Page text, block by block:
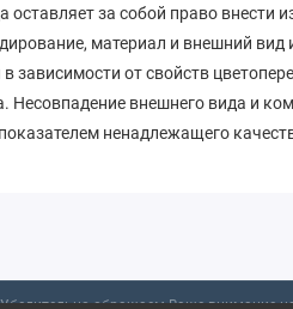
оставляет за собой право
материал и внешний
зависимости от свойств
Несовпадение внешнего вида и
ненадлежащего